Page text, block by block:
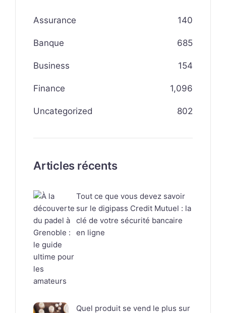
Assurance 140
Banque 685
Business 154
Finance 1,096
Uncategorized 802
Articles récents
Tout ce que vous devez savoir
sur le digipass Credit Mutuel : la
clé de votre sécurité bancaire
en ligne
Quel produit se vend le plus sur